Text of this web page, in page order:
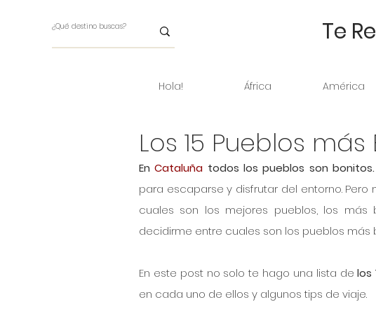
Te
Hola! África América
Los 15 Pueblos
En Cataluña todos los pueblos son bonitos.
para escaparse y disfrutar del entorno.
cuales son los mejores pueblos, los más
decidirme entre cuales son los pueblos más
En este post no solo te hago una lista de los
en cada uno de ellos y algunos tips de viaje.